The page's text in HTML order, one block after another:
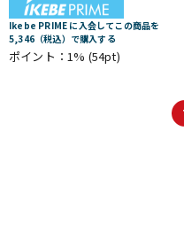
Ikebe PRIME に入会してこの商品を
5,346（税込）で購入する
ポイント：1% (54pt)